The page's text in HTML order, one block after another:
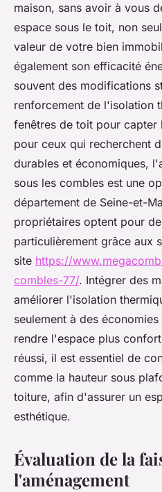
maison, sans avoir à vous
espace sous le toit, non
valeur de votre bien
également son efficacité
souvent des modifications
renforcement de l'isolation
fenêtres de toit pour capter
pour ceux qui recherchent
durables et économiques,
sous les combles est une
département de Seine-et-
propriétaires optent pour
particulièrement grâce aux
site https://
combles-77/. Intégrer des
améliorer l'isolation
seulement à des
rendre l'espace plus
réussi, il est essentiel de
comme la hauteur sous
toiture, afin d'assurer un
esthétique.
Évaluation de la
l'aménagement